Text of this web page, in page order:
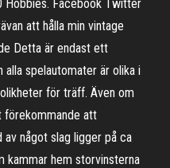
Hobbies. Facebook Twitter
att hålla min vintage
Detta är endast ett
spelautomater är olika i
för träff. Även om
förekommande att
av något slag ligger på ca
kammar hem storvinsterna